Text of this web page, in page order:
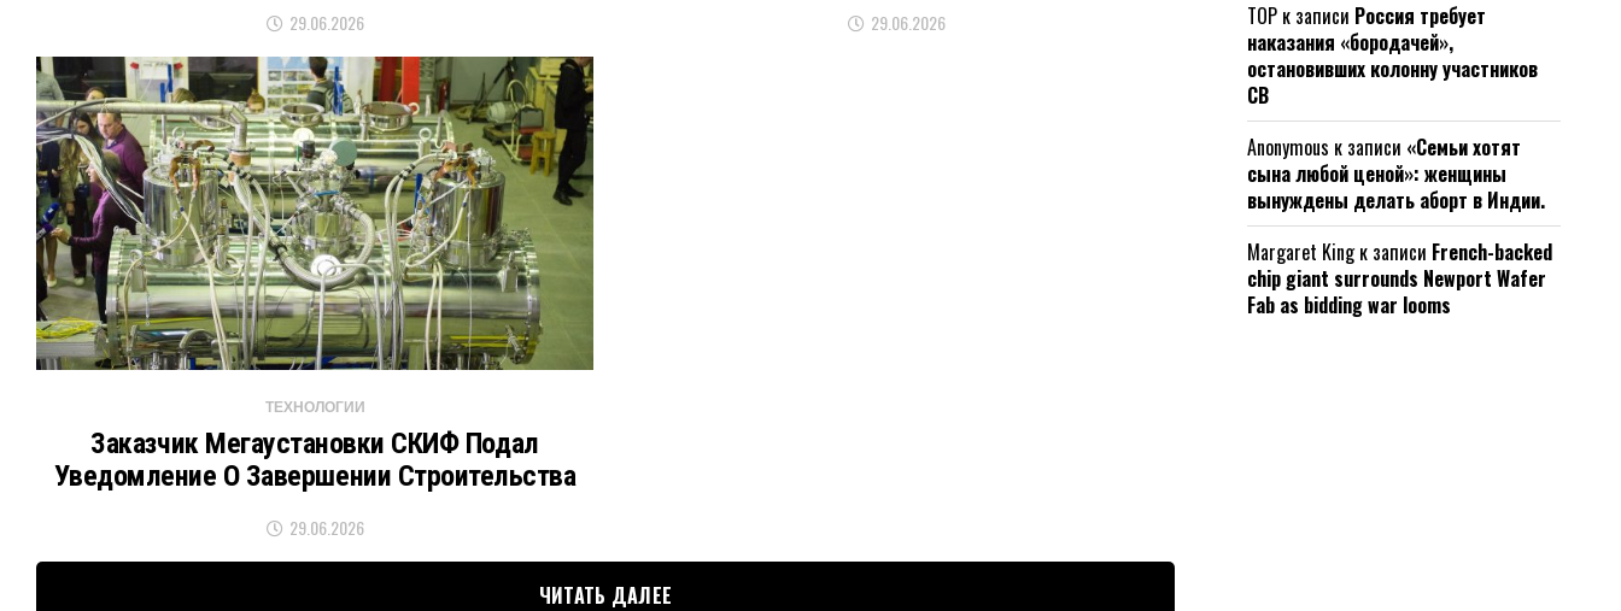
29.06.2026 29.06.2026
ТЕХНОЛОГИИ
Заказчик Мегаустановки СКИФ Подал
Уведомление О Завершении Строительства
29.06.2026
ЧИТАТЬ ДАЛЕЕ
ТОР к записи Россия требует
наказания «бородачей»,
остановивших колонну участников
СВ
Anonymous к записи «Семьи хотят
сына любой ценой»: женщины
вынуждены делать аборт в Индии.
Margaret Kingк записи French-backed
chip giant surrounds Newport Wafer
Fab as bidding war looms